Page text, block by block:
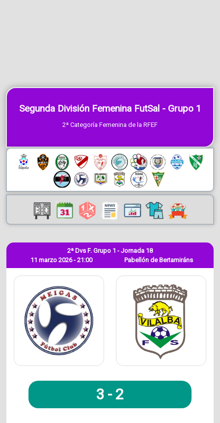
Segunda División Femenina FutSal - Grupo 1
2ª Categoría Femenina de la RFEF
11 marzo 2026 - 21:00
2ª Dvs F. Grupo 1 - Jornada 18
Pabellón de Bertamiráns
3 - 2